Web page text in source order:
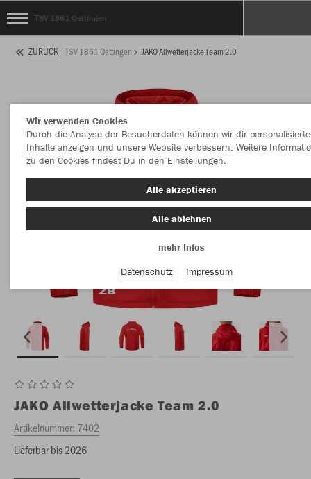
TSV 1861 Oettingen
ZURÜCK TSV 1861 Oettingen JAKO Allwetterjacke Team 2.0
JAKO Allwetterjacke Team 2.0
Artikelnummer: 7402
Lieferbar bis 2026
Wir verwenden Cookies
Durch die Analyse der Besucherdaten können wir dir personalisierte
Inhalte anzeigen und unsere Website verbessern. Weitere
zu den Cookies findest Du in den Einstellungen.
Alle akzeptieren
Alle ablehnen
mehr Infos
Datenschutz
Impressum